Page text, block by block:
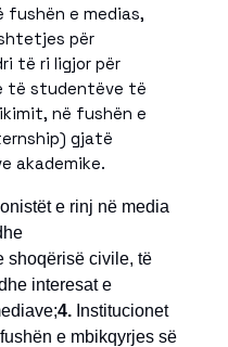
fushën e medias,
për
të ri ligjor për
të studentëve të
në fushën e
gjatë
akademike.
e rinj në media
shoqërisë civile, të
interesat e
4. Institucionet
e mbikqyrjes së